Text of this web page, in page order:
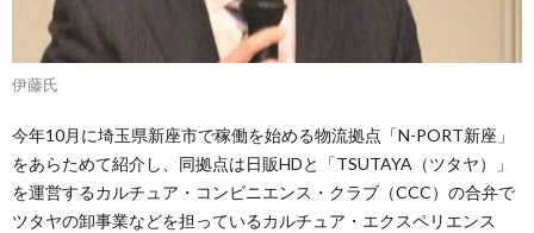
伊藤氏
今年10月に埼玉県新座市で稼働を始める物流拠点「N-PORT新座」
をあらためて紹介し、同拠点は日販HDと「TSUTAYA（ツタヤ）」
を運営するカルチュア・コンビニエンス・クラブ（CCC）の合弁で
ツタヤの卸事業などを担っているカルチュア・エクスペリエンス